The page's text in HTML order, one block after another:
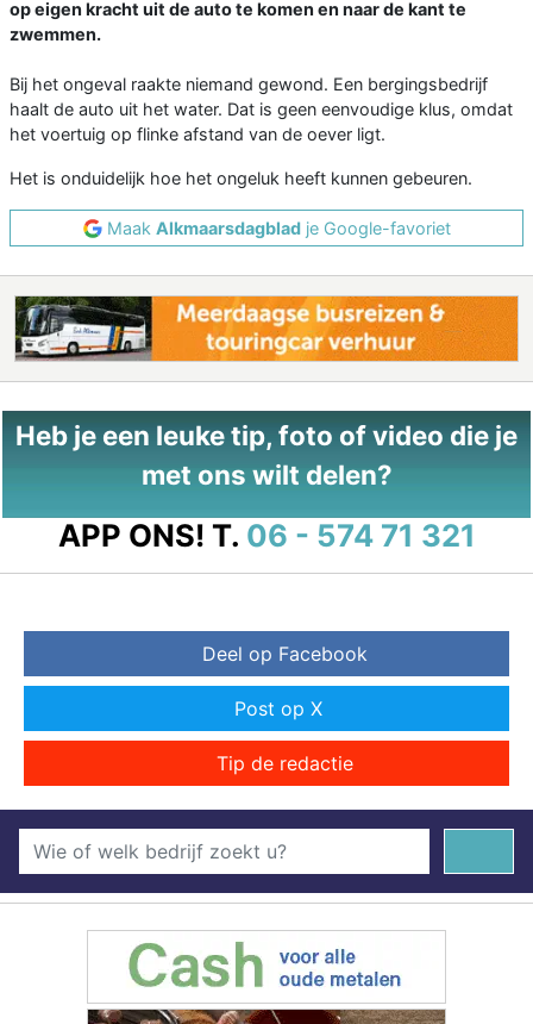
op eigen kracht uit de auto te komen en naar de kant te
zwemmen.
Bij het ongeval raakte niemand gewond. Een bergingsbedrijf
haalt de auto uit het water. Dat is geen eenvoudige klus, omdat
het voertuig op flinke afstand van de oever ligt.
Het is onduidelijk hoe het ongeluk heeft kunnen gebeuren.
Maak Alkmaarsdagbladje Google-favoriet
Heb je een leuke tip, foto of video die je
met ons wilt delen?
APP ONS! T. 06 - 574 71 321
Deel op Facebook
Post op X
Tip de redactie